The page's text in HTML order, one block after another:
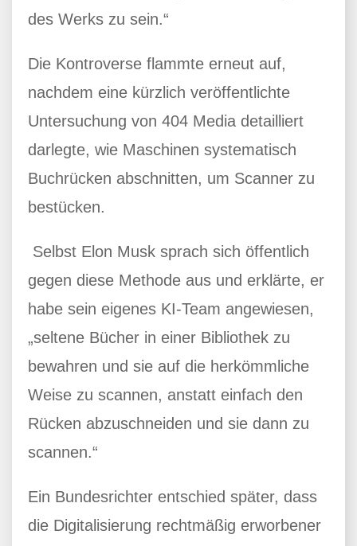
des Werks zu sein.“
Die Kontroverse flammte erneut auf,
nachdem eine kürzlich veröffentlichte
Untersuchung von 404 Media detailliert
darlegte, wie Maschinen systematisch
Buchrücken abschnitten, um Scanner zu
bestücken.
Selbst Elon Musk sprach sich öffentlich
gegen diese Methode aus und erklärte, er
habe sein eigenes KI-Team angewiesen,
„seltene Bücher in einer Bibliothek zu
bewahren und sie auf die herkömmliche
Weise zu scannen, anstatt einfach den
Rücken abzuschneiden und sie dann zu
scannen.“
Ein Bundesrichter entschied später, dass
die Digitalisierung rechtmäßig erworbener